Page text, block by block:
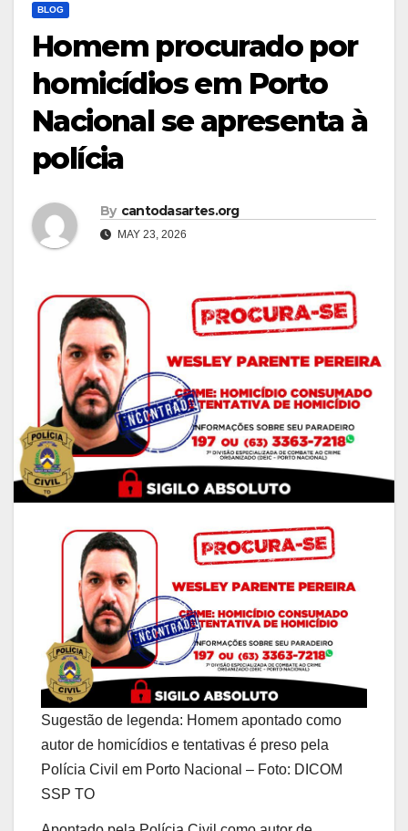
BLOG
Homem procurado por
homicídios em Porto
Nacional se apresenta à
polícia
By cantodasartes.org
MAY 23, 2026
Sugestão de legenda: Homem apontado como
autor de homicídios e tentativas é preso pela
Polícia Civil em Porto Nacional – Foto: DICOM
SSP TO